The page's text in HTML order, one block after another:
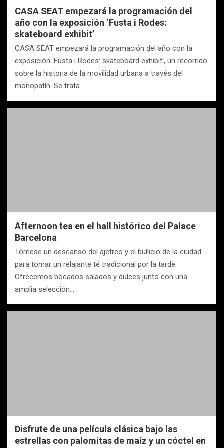
CASA SEAT empezará la programación del
año con la exposición ‘Fusta i Rodes:
skateboard exhibit’
CASA SEAT empezará la programación del año con la
exposición ‘Fusta i Rodes: skateboard exhibit’, un recorrido
sobre la historia de la movilidad urbana a través del
monopatín. Se trata…
Afternoon tea en el hall histórico del Palace
Barcelona
Tómese un descanso del ajetreo y el bullicio de la ciudad
para tomar un relajante té tradicional por la tarde.
Ofrecemos bocados salados y dulces junto con una
amplia selección…
Disfrute de una película clásica bajo las
estrellas con palomitas de maíz y un cóctel en